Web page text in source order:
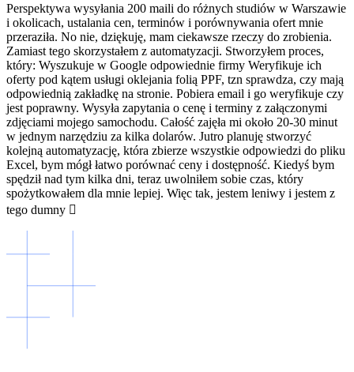
Perspektywa wysyłania 200 maili do różnych studiów w Warszawie
i okolicach, ustalania cen, terminów i porównywania ofert mnie
przeraziła. No nie, dziękuję, mam ciekawsze rzeczy do zrobienia.
Zamiast tego skorzystałem z automatyzacji. Stworzyłem proces,
który: Wyszukuje w Google odpowiednie firmy Weryfikuje ich
oferty pod kątem usługi oklejania folią PPF, tzn sprawdza, czy mają
odpowiednią zakładkę na stronie. Pobiera email i go weryfikuje czy
jest poprawny. Wysyła zapytania o cenę i terminy z załączonymi
zdjęciami mojego samochodu. Całość zajęła mi około 20-30 minut
w jednym narzędziu za kilka dolarów. Jutro planuję stworzyć
kolejną automatyzację, która zbierze wszystkie odpowiedzi do pliku
Excel, bym mógł łatwo porównać ceny i dostępność. Kiedyś bym
spędził nad tym kilka dni, teraz uwolniłem sobie czas, który
spożytkowałem dla mnie lepiej. Więc tak, jestem leniwy i jestem z
tego dumny 